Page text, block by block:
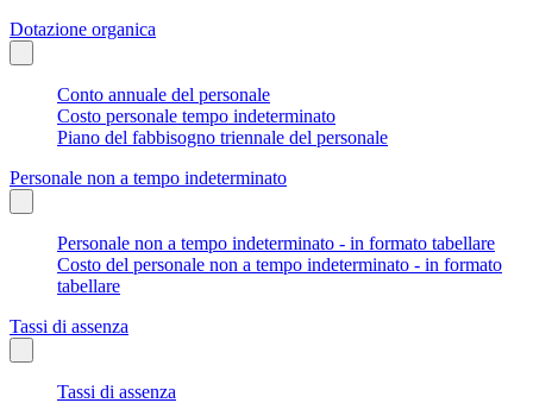
Dotazione organica
Conto annuale del personale
Costo personale tempo indeterminato
Piano del fabbisogno triennale del personale
Personale non a tempo indeterminato
Personale non a tempo indeterminato - in formato tabellare
Costo del personale non a tempo indeterminato - in formato
tabellare
Tassi di assenza
Tassi di assenza